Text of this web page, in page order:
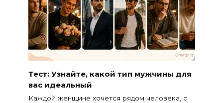
Тест: Узнайте, какой тип мужчины для
вас идеальный
Каждой женщине хочется рядом человека, с